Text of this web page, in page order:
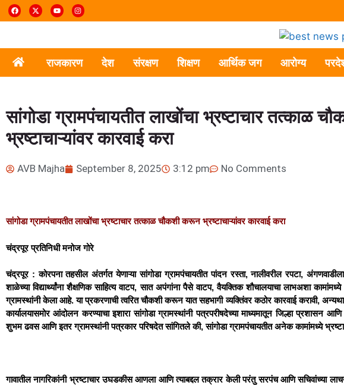
राजकारण देश संरक्षण शिक्षण आर्थिक जग आरोग्य
सांगोडा ग्रामपंचायतीत लाखोंचा भ्रष्टाचार तत्काळ
भ्रष्टाचाऱ्यांवर कारवाई करा
AVB Majha September 8, 2025 3:12 pm No Comments
सांगोडा ग्रामपंचायतीत लाखोंचा भ्रष्टाचारतत्काळ चौकशी करून भ्रष्टाचाऱ्यांवर कारवाई करा
चंद्रपूर प्रतिनिधी मनोज गोरे
चंद्रपूर : कोरपना तहसील अंतर्गतयेणाऱ्या सांगोडा ग्रामपंचायतीत पांदन रस्ता, नालीवरील रपटा,
शाळेच्या विद्यार्थ्यांना शैक्षणिक साहित्य वाटप, सात अपंगांना पैसे वाटप, वैयक्तिक शौचालयाचा लाभअशा
ग्रामस्थांनी केला आहे. या प्रकरणाची त्वरित चौकशी करून यात सहभागी व्यक्तिंवर कठोर कारवाई करावी,
कार्यालयासमोर आंदोलन करण्याचा इशारा सांगोडा ग्रामस्थांनी पत्रपरीषदेच्या माध्यमातून जिल्हा प्रशासन
शुभम ढवस आणि इतर ग्रामस्थांनी पत्रकार परिषदेत सांगितले की, सांगोडा ग्रामपंचायतीत अनेक कामांमध्ये
गावातील नागरिकांनी भ्रष्टाचार उघडकीस आणला आणि त्याबद्दल तक्रार केली परंतु सरपंच आणि सचिवांच्या